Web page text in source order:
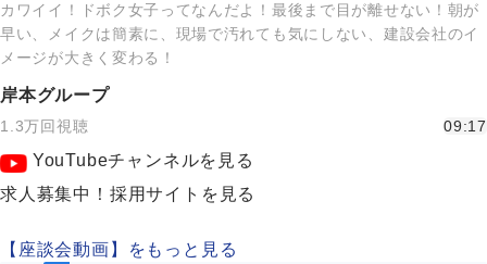
カワイイ！ドボク女子ってなんだよ！最後まで目が離せない！朝が
早い、メイクは簡素に、現場で汚れても気にしない、建設会社のイ
メージが大きく変わる！
岸本グループ
1.3万回視聴 09:17
YouTubeチャンネルを見る
求人募集中！採用サイトを見る
【座談会動画】をもっと見る